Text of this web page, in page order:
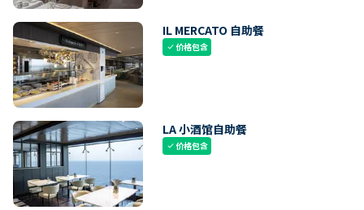
IL MERCATO 自助餐
check价格包含
LA 小酒馆自助餐
check价格包含